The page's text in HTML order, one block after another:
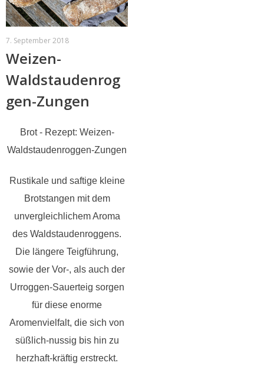
7. September 2018
Weizen-
Waldstaudenrog
gen-Zungen
Brot - Rezept: Weizen-
Waldstaudenroggen-Zungen
Rustikale und saftige kleine
Brotstangen mit dem
unvergleichlichem Aroma
des Waldstaudenroggens.
Die längere Teigführung,
sowie der Vor-, als auch der
Urroggen-Sauerteig sorgen
für diese enorme
Aromenvielfalt, die sich von
süßlich-nussig bis hin zu
herzhaft-kräftig erstreckt.